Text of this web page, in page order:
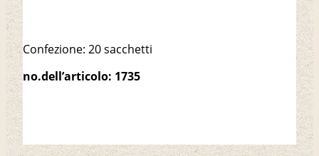
Confezione: 20 sacchetti
no.dell’articolo: 1735